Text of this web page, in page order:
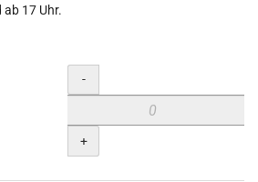
17 Uhr.
Menge
-
+